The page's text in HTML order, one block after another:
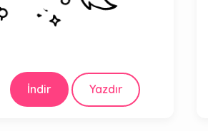
İndir Yazdır